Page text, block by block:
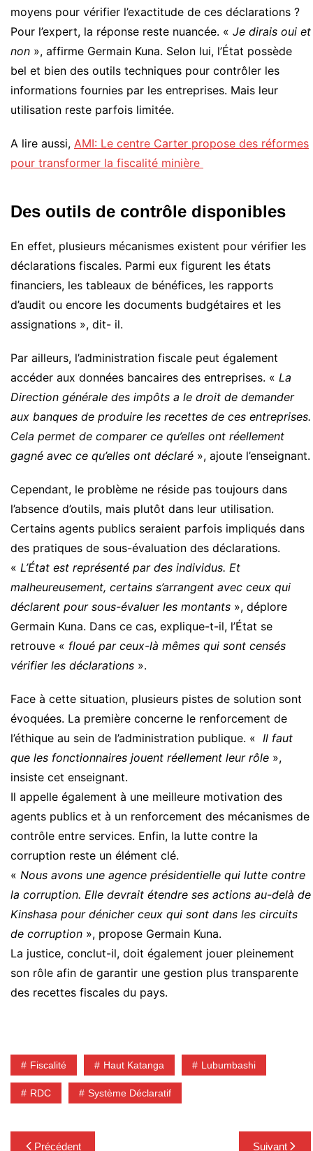
moyens pour vérifier l’exactitude de ces déclarations ?
Pour l’expert, la réponse reste nuancée. « Je dirais oui et
non », affirme Germain Kuna. Selon lui, l’État possède
bel et bien des outils techniques pour contrôler les
informations fournies par les entreprises. Mais leur
utilisation reste parfois limitée.
A lire aussi, AMI: Le centre Carter propose des réformes
pour transformer la fiscalité minière
Des outils de contrôle disponibles
En effet, plusieurs mécanismes existent pour vérifier les
déclarations fiscales. Parmi eux figurent les états
financiers, les tableaux de bénéfices, les rapports
d’audit ou encore les documents budgétaires et les
assignations », dit- il.
Par ailleurs, l’administration fiscale peut également
accéder aux données bancaires des entreprises. « La
Direction générale des impôts a le droit de demander
aux banques de produire les recettes de ces entreprises.
Cela permet de comparer ce qu’elles ont réellement
gagné avec ce qu’elles ont déclaré », ajoute l’enseignant.
Cependant, le problème ne réside pas toujours dans
l’absence d’outils, mais plutôt dans leur utilisation.
Certains agents publics seraient parfois impliqués dans
des pratiques de sous-évaluation des déclarations.
« L’État est représenté par des individus. Et
malheureusement, certains s’arrangent avec ceux qui
déclarent pour sous-évaluer les montants », déplore
Germain Kuna. Dans ce cas, explique-t-il, l’État se
retrouve « floué par ceux-là mêmes qui sont censés
vérifier les déclarations ».
Face à cette situation, plusieurs pistes de solution sont
évoquées. La première concerne le renforcement de
l’éthique au sein de l’administration publique. « Il faut
que les fonctionnaires jouent réellement leur rôle »,
insiste cet enseignant.
Il appelle également à une meilleure motivation des
agents publics et à un renforcement des mécanismes de
contrôle entre services. Enfin, la lutte contre la
corruption reste un élément clé.
« Nous avons une agence présidentielle qui lutte contre
la corruption. Elle devrait étendre ses actions au-delà de
Kinshasa pour dénicher ceux qui sont dans les circuits
de corruption », propose Germain Kuna.
La justice, conclut-il, doit également jouer pleinement
son rôle afin de garantir une gestion plus transparente
des recettes fiscales du pays.
Fiscalité Haut Katanga Lubumbashi
RDC Système Déclaratif
Navigation
Précédent Suivant